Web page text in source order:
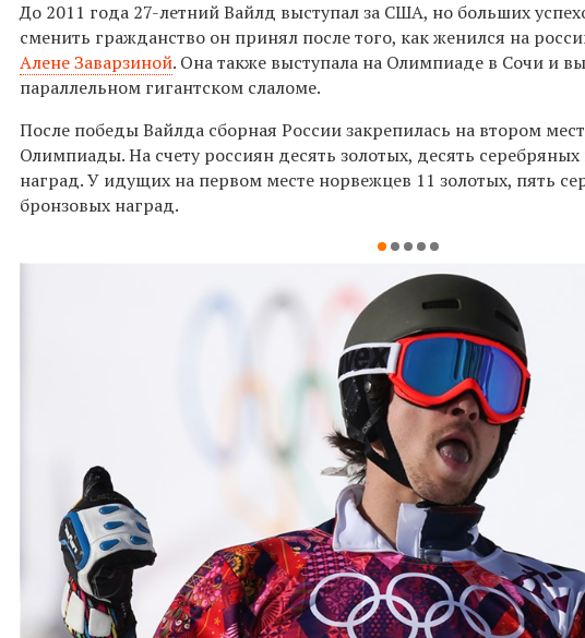
До 2011 года 27-летний Вайлд выступал за США, но больших
сменить гражданство он принял после того, как женился на
Алене Заварзиной. Она также выступала на Олимпиаде в Сочи и
параллельном гигантском слаломе.
После победы Вайлда сборная России закрепилась на втором
Олимпиады. На счету россиян десять золотых, десять
наград. У идущих на первом месте норвежцев 11 золотых, пять
бронзовых наград.